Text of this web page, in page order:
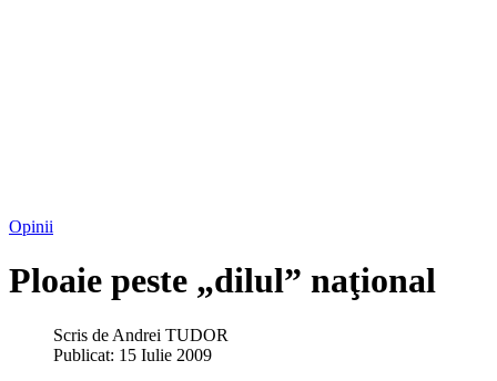
Opinii
Ploaie peste „dilul” naţional
Scris de Andrei TUDOR
Publicat: 15 Iulie 2009